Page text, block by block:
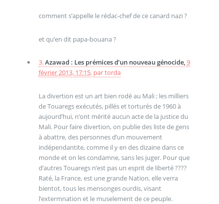
comment s’appelle le rédac-chef de ce canard nazi ?
et qu’en dit papa-bouana ?
3.Azawad : Les prémices d’un nouveau génocide,9
février 2013, 17:15, partorda
La divertion est un art bien rodé au Mali ; les milliers
de Touaregs exécutés, pillés et torturés de 1960 à
aujourd’hui, n’ont mérité aucun acte de la justice du
Mali. Pour faire divertion, on publie des liste de gens
à abattre, des personnes d’un mouvement
indépendantite, comme il y en des dizaine dans ce
monde et on les condamne, sans les juger. Pour que
d’autres Touaregs n’est pas un esprit de liberté ????
Raté, la France, est une grande Nation, elle verra
bientot, tous les mensonges ourdis, visant
l’extermnation et le muselement de ce peuple.